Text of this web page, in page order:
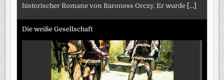
historischer Romane von Baroness Orczy. Er wurde [...]
Die weiße Gesellschaft